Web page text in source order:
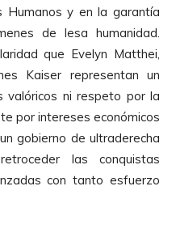
Humanos y en la garantía
de lesa humanidad.
que Evelyn Matthei,
Kaiser representan un
valóricos ni respeto por la
por intereses económicos
gobierno de ultraderecha
las conquistas
con tanto esfuerzo